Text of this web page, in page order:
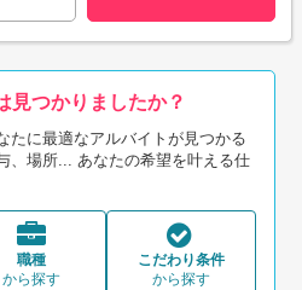
見つかりましたか？
たに最適なアルバイトが見つかる
、場所... あなたの希望を叶える仕
職種
から探す
こだわり条件
から探す